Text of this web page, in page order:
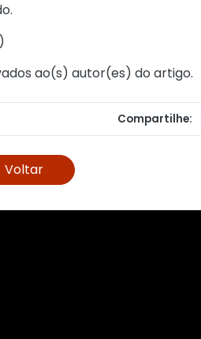
)
ao(s) autor(es) do artigo.
Compartilhe:
Voltar